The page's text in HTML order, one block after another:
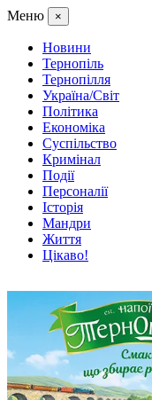
Меню ×
Новини
Тернопіль
Тернопілля
Україна/Світ
Політика
Економіка
Суспільство
Кримінал
Події
Персоналії
Історія
Мандри
Життя
Цікаво!